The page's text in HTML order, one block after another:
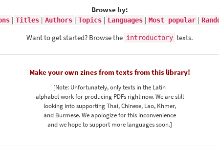
Browse by:
| Titles | Authors | Topics | Languages | Most popular |
Want to get started? Browse the introductory texts.
Make your own zines from texts from this library!
[Note: Unfortunately, only texts in the Latin
alphabet work for producing PDFs right now. We are still
looking into supporting Thai, Chinese, Lao, Khmer,
and Burmese. We apologize for this inconvenience
and we hope to support more languages soon.]